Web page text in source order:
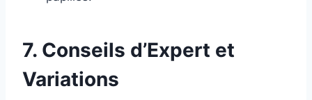
7. Conseils d’Expert et
Variations